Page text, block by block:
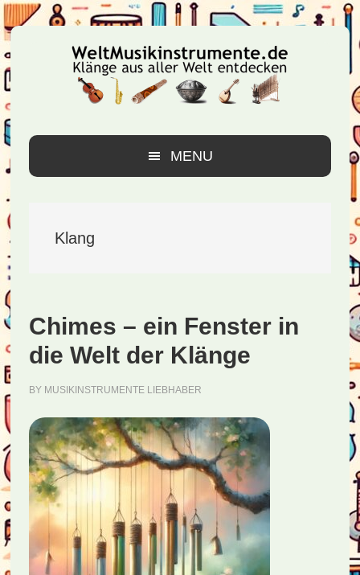
Zur
Hauptnavigation
springen
Zum
Inhalt
springen
Zur
Seitenspalte
springen
MENU
Klang
Chimes – ein Fenster in
die Welt der Klänge
BY MUSIKINSTRUMENTE LIEBHABER